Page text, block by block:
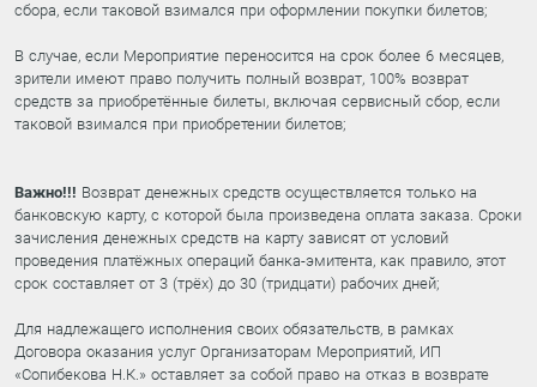
сбора, если таковой взимался при оформлении покупки билетов;
В случае, если Мероприятие переносится на срок более 6 месяцев,
зрители имеют право получить полный возврат, 100% возврат
средств за приобретённые билеты, включая сервисный сбор, если
таковой взимался при приобретении билетов;
Важно!!! Возврат денежных средств осуществляется только на
банковскую карту, с которой была произведена оплата заказа. Сроки
зачисления денежных средств на карту зависят от условий
проведения платёжных операций банка-эмитента, как правило, этот
срок составляет от 3 (трёх) до 30 (тридцати) рабочих дней;
Для надлежащего исполнения своих обязательств, в рамках
Договора оказания услуг Организаторам Мероприятий, ИП
«Сопибекова Н.К.» оставляет за собой право на отказ в возврате